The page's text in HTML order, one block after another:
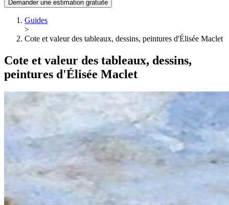
Demander une estimation gratuite
Guides
>
Cote et valeur des tableaux, dessins, peintures d'Élisée Maclet
Cote et valeur des tableaux, dessins,
peintures d'Élisée Maclet